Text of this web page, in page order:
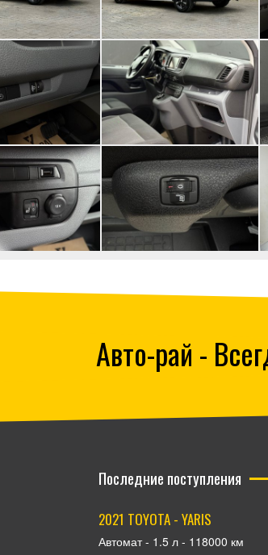
Авто-рай -
Последние поступления
2021 TOYOTA - YARIS
Автомат - 1.5 л - 118000 км